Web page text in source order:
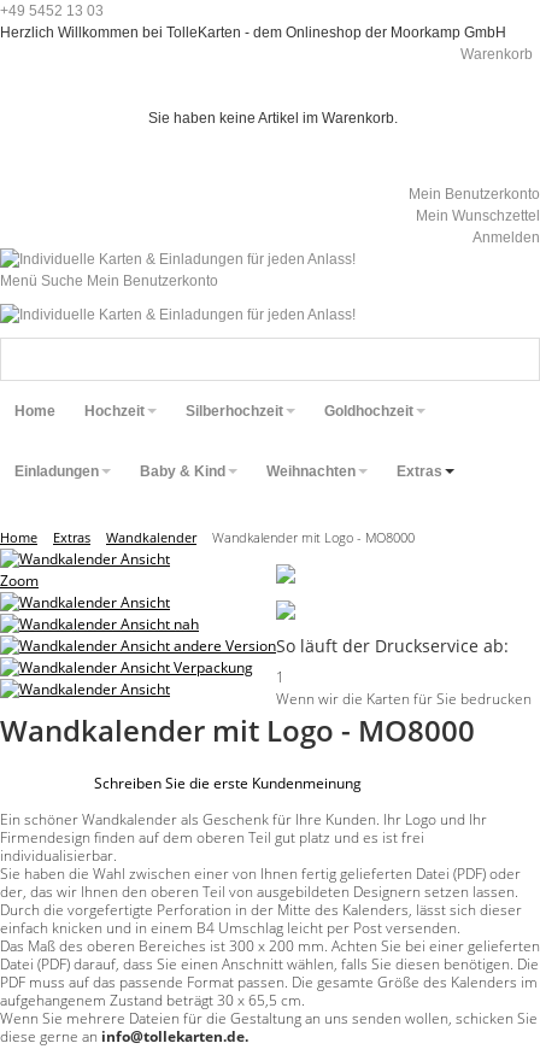
+49 5452 13 03
Herzlich Willkommen bei TolleKarten - dem Onlineshop der Moorkamp GmbH
Warenkorb
Sie haben keine Artikel im Warenkorb.
Mein Benutzerkonto
Mein Wunschzettel
Anmelden
Menü Suche Mein Benutzerkonto
Home Hochzeit Silberhochzeit Goldhochzeit
Einladungen Baby & Kind Weihnachten Extras
Home Extras Wandkalender Wandkalender mit Logo - MO8000
Zoom
Wandkalender mit Logo - MO8000
Schreiben Sie die erste Kundenmeinung
Ein schöner Wandkalender als Geschenk für Ihre Kunden. Ihr Logo und Ihr
Firmendesign finden auf dem oberen Teil gut platz und es ist frei
individualisierbar.
Sie haben die Wahl zwischen einer von Ihnen fertig gelieferten Datei (PDF) oder
der, das wir Ihnen den oberen Teil von ausgebildeten Designern setzen lassen.
Durch die vorgefertigte Perforation in der Mitte des Kalenders, lässt sich dieser
einfach knicken und in einem B4 Umschlag leicht per Post versenden.
Das Maß des oberen Bereiches ist 300 x 200 mm. Achten Sie bei einer gelieferten
Datei (PDF) darauf, dass Sie einen Anschnitt wählen, falls Sie diesen benötigen. Die
PDF muss auf das passende Format passen. Die gesamte Größe des Kalenders im
aufgehangenem Zustand beträgt 30 x 65,5 cm.
Wenn Sie mehrere Dateien für die Gestaltung an uns senden wollen, schicken Sie
diese gerne an info@tollekarten.de.
So läuft der Druckservice ab:
1
Wenn wir die Karten für Sie bedrucken